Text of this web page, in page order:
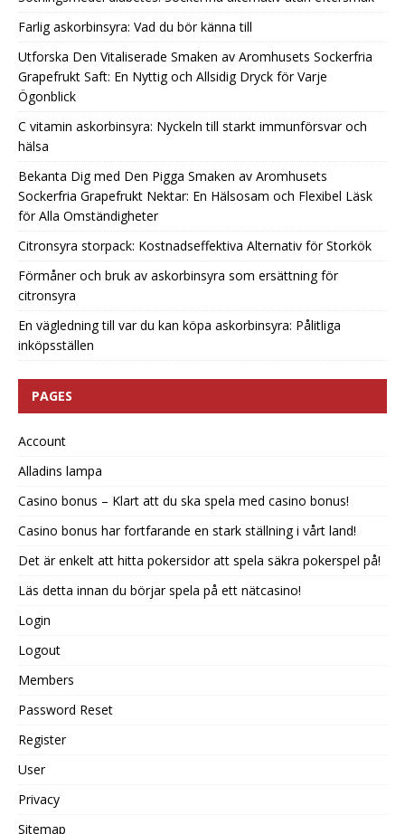
Farlig askorbinsyra: Vad du bör känna till
Utforska Den Vitaliserade Smaken av Aromhusets Sockerfria
Grapefrukt Saft: En Nyttig och Allsidig Dryck för Varje
Ögonblick
C vitamin askorbinsyra: Nyckeln till starkt immunförsvar och
hälsa
Bekanta Dig med Den Pigga Smaken av Aromhusets
Sockerfria Grapefrukt Nektar: En Hälsosam och Flexibel Läsk
för Alla Omständigheter
Citronsyra storpack: Kostnadseffektiva Alternativ för Storkök
Förmåner och bruk av askorbinsyra som ersättning för
citronsyra
En vägledning till var du kan köpa askorbinsyra: Pålitliga
inköpsställen
PAGES
Account
Alladins lampa
Casino bonus – Klart att du ska spela med casino bonus!
Casino bonus har fortfarande en stark ställning i vårt land!
Det är enkelt att hitta pokersidor att spela säkra pokerspel på!
Läs detta innan du börjar spela på ett nätcasino!
Login
Logout
Members
Password Reset
Register
User
Privacy
Sitemap